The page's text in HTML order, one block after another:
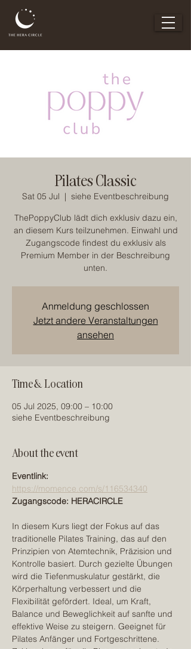
Pilates Classic
Sat 05 Jul
  |
siehe Eventbeschreibung
ThePoppyClub lädt dich exklusiv dazu ein,
an diesem Kurs teilzunehmen. Einwahl und
Zugangscode findest du exklusiv als
Premium Member in der Beschreibung
unten.
Anmeldung geschlossen
Jetzt andere Veranstaltungen
ansehen
Time & Location
05 Jul 2025, 09:00 – 10:00
siehe Eventbeschreibung
About the event
Eventlink:
https://momence.com/s/116534340
Zugangscode: HERACIRCLE
In diesem Kurs liegt der Fokus auf das
traditionelle Pilates Training, das auf den
Prinzipien von Atemtechnik, Präzision und
Kontrolle basiert. Durch gezielte Übungen
wird die Tiefenmuskulatur gestärkt, die
Körperhaltung verbessert und die
Flexibilität gefördert. Ideal, um Kraft,
Balance und Beweglichkeit auf sanfte und
effektive Weise zu steigern. Geeignet für
Pilates Anfänger und Fortgeschrittene.